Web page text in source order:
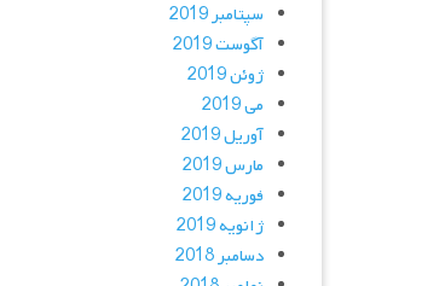
سپتامبر 2019
آگوست 2019
ژوئن 2019
می 2019
آوریل 2019
مارس 2019
فوریه 2019
ژانویه 2019
دسامبر 2018